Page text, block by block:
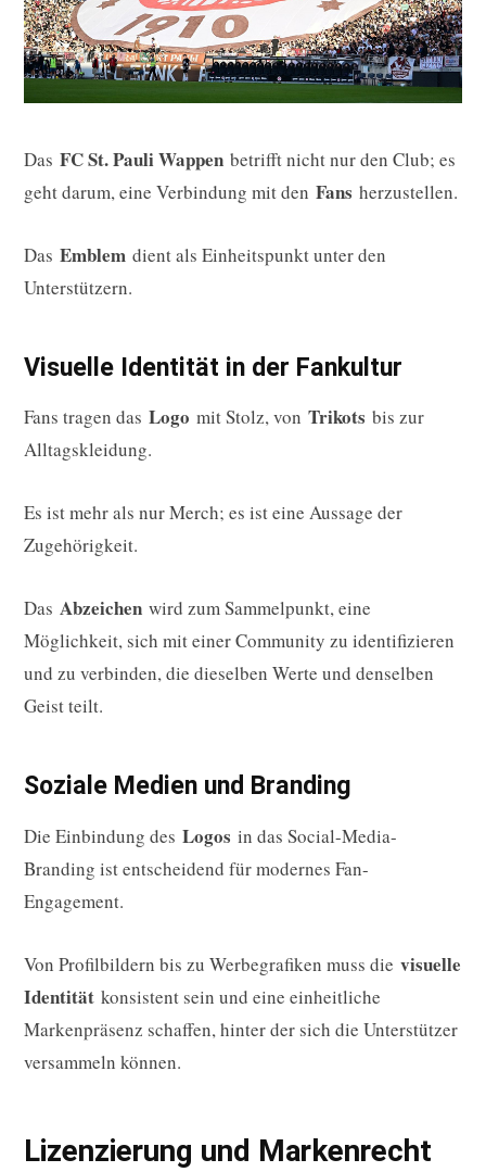
Das FC St. Pauli Wappen betrifft nicht nur den Club; es
geht darum, eine Verbindung mit den Fans herzustellen.
Das Emblem dient als Einheitspunkt unter den
Unterstützern.
Visuelle Identität in der Fankultur
Fans tragen das Logo mit Stolz, von Trikots bis zur
Alltagskleidung.
Es ist mehr als nur Merch; es ist eine Aussage der
Zugehörigkeit.
Das Abzeichen wird zum Sammelpunkt, eine
Möglichkeit, sich mit einer Community zu identifizieren
und zu verbinden, die dieselben Werte und denselben
Geist teilt.
Soziale Medien und Branding
Die Einbindung des Logos in das Social-Media-
Branding ist entscheidend für modernes Fan-
Engagement.
Von Profilbildern bis zu Werbegrafiken muss die visuelle
Identität konsistent sein und eine einheitliche
Markenpräsenz schaffen, hinter der sich die Unterstützer
versammeln können.
Lizenzierung und Markenrecht